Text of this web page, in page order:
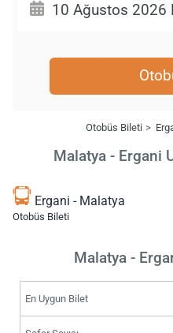
Otobüs Bileti
Malatya - Ergani
Ergani - Malatya
Otobüs Bileti
Malatya -
En Uygun Bilet